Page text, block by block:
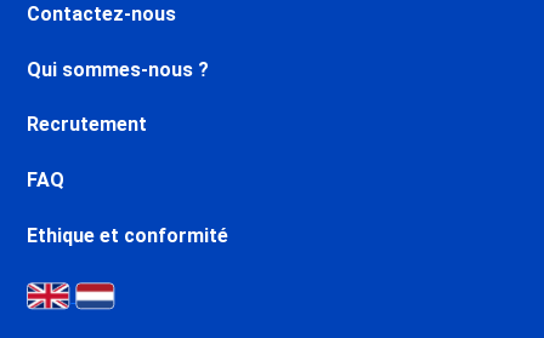
Contactez-nous
Qui sommes-nous ?
Recrutement
FAQ
Ethique et conformité